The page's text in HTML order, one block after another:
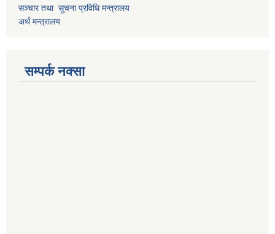
सञ्चार तथा सुचना प्रविधि मन्त्रालय
अर्थ मन्त्रालय
सम्पर्क नक्सा